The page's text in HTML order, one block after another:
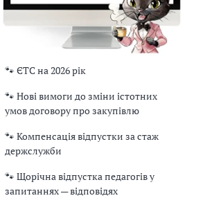
🐾 ЄТС на 2026 рік
🐾 Нові вимоги до зміни істотних
умов договору про закупівлю
🐾 Компенсація відпустки за стаж
держслужби
🐾 Щорічна відпустка педагогів у
запитаннях — відповідях